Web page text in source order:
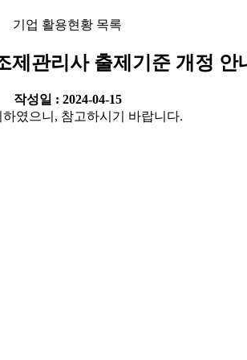
기업 활용현황 목록
제관리사 출제기준 개정 안
작성일 : 2024-04-15
하였으니, 참고하시기 바랍니다.